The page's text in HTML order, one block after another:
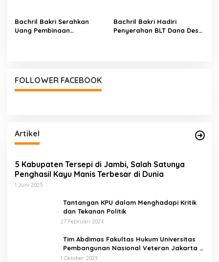
Bachril Bakri Serahkan
Uang Pembinaan
Bachril Bakri Hadiri
Penyerahan BLT Dana Desa
FOLLOWER FACEBOOK
Artikel
5 Kabupaten Tersepi di Jambi, Salah Satunya
Penghasil Kayu Manis Terbesar di Dunia
1 Juni 2025
Tantangan KPU dalam Menghadapi Kritik
dan Tekanan Politik
27 Februari 2024
Tim Abdimas Fakultas Hukum Universitas
Pembangunan Nasional Veteran Jakarta
Melakukan Pendampingan dan
1 Oktober 2023